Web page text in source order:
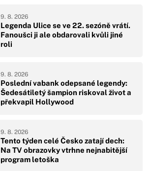
Legenda Ulice se ve 22. sezóně vrátí.
Fanoušci ji ale obdarovali kvůli jiné
roli
9. 8. 2026
Poslední vabank odepsané legendy:
Šedesátiletý šampion riskoval život a
překvapil Hollywood
9. 8. 2026
Tento týden celé Česko zatají dech:
Na TV obrazovky vtrhne nejnabitější
program letoška
9. 8. 2026